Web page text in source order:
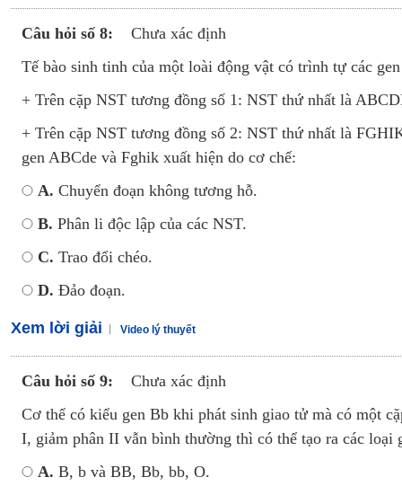
Câu hỏi số 8:
Chưa xác định
Tế bào sinh tinh của một loài động vật có trình tự các
+ Trên cặp NST tương đồng số 1: NST thứ nhất là
+ Trên cặp NST tương đồng số 2: NST thứ nhất là
gen ABCde và Fghik xuất hiện do cơ chế:
A. Chuyển đoạn không tương hỗ.
B. Phân li độc lập của các NST.
C. Trao đổi chéo.
D. Đảo đoạn.
Xem lời giải Video lý thuyết
Câu hỏi số 9:
Chưa xác định
Cơ thể có kiểu gen Bb khi phát sinh giao tử mà có một
I, giảm phân II vẫn bình thường thì có thể tạo ra các loại
A. B, b và BB, Bb, bb, O.